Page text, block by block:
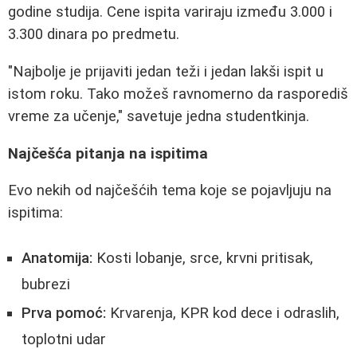
godine studija. Cene ispita variraju između 3.000 i
3.300 dinara po predmetu.
"Najbolje je prijaviti jedan teži i jedan lakši ispit u
istom roku. Tako možeš ravnomerno da rasporediš
vreme za učenje," savetuje jedna studentkinja.
Najčešća pitanja na ispitima
Evo nekih od najčešćih tema koje se pojavljuju na
ispitima:
Anatomija: Kosti lobanje, srce, krvni pritisak,
bubrezi
Prva pomoć: Krvarenja, KPR kod dece i odraslih,
toplotni udar